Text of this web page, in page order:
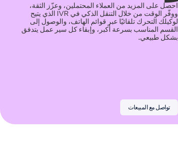
احصل على المزيد من العملاء المحتملين، وعزّز الثقة،
ووفّر الوقت من خلال التنقل الذكي في IVR الذي يتيح
لوكيلك التحرك تلقائيًا عبر قوائم الهاتف، والوصول إلى
القسم المناسب بسرعة أكبر، وإبقاء كل سير عمل يتدفق
بشكل طبيعي.
تواصل مع المبيعات